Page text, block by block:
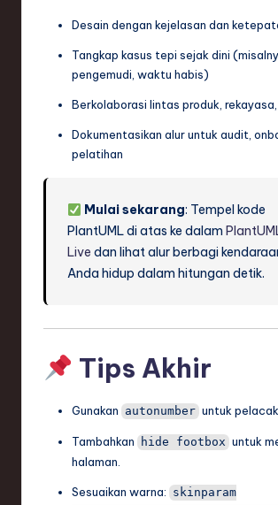
Desain dengan kejelasan dan
Tangkap kasus tepi sejak dini
pengemudi, waktu habis)
Berkolaborasi lintas produk,
Dokumentasikan alur untuk audit,
pelatihan
Mulai sekarang: Tempel kode
PlantUML di atas ke dalam
Live dan lihat alur berbagi
Anda hidup dalam hitungan detik.
Tips Akhir
Gunakan autonumber untuk
Tambahkan hide footbox untuk
halaman.
Sesuaikan warna: skinparam